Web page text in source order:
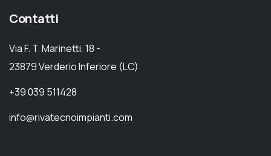
Contatti
Via F. T. Marinetti, 18 -
23879 Verderio Inferiore (LC)
+39 039 511428
info@rivatecnoimpianti.com